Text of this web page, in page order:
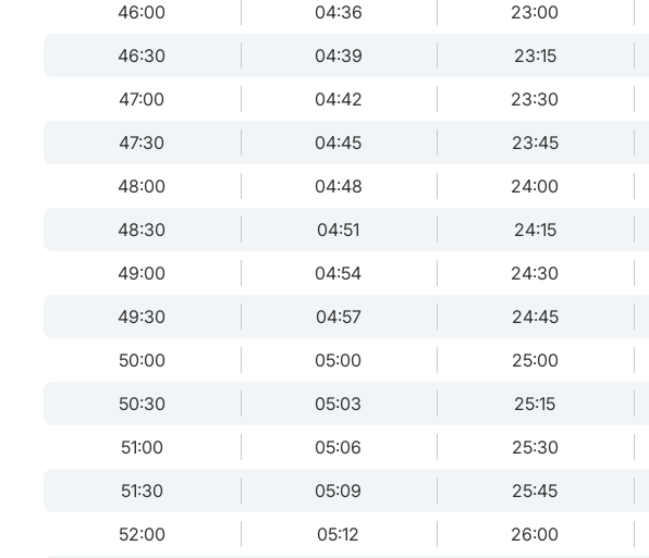
46:00
04:36 23:00
46:30
04:39 23:15
47:00
04:42 23:30
47:30
04:45 23:45
48:00
04:48 24:00
48:30
04:51 24:15
49:00
04:54 24:30
49:30
04:57 24:45
50:00
05:00 25:00
50:30
05:03 25:15
51:00
05:06 25:30
51:30
05:09 25:45
52:00
05:12 26:00